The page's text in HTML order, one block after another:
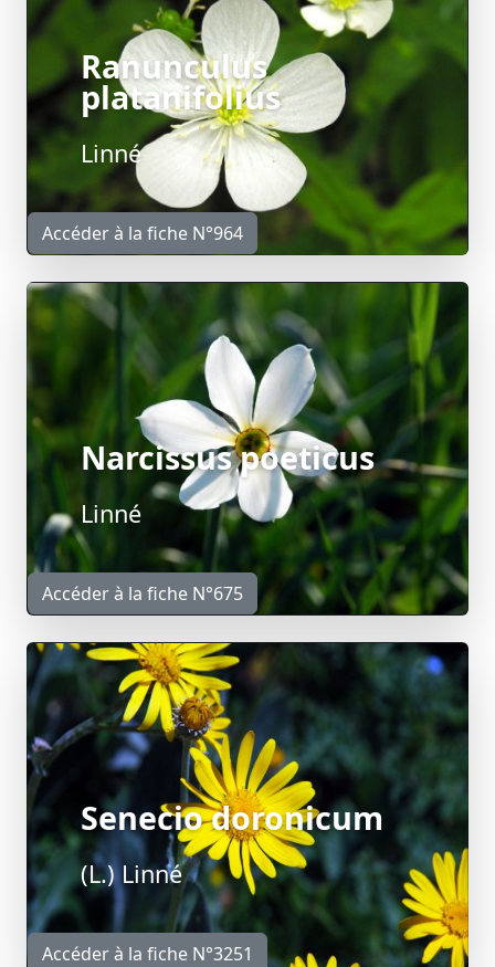
Ranunculus
platanifolius
Linné
Accéder à la fiche N°964
Narcissus poeticus
Linné
Accéder à la fiche N°675
Senecio doronicum
(L.) Linné
Accéder à la fiche N°3251